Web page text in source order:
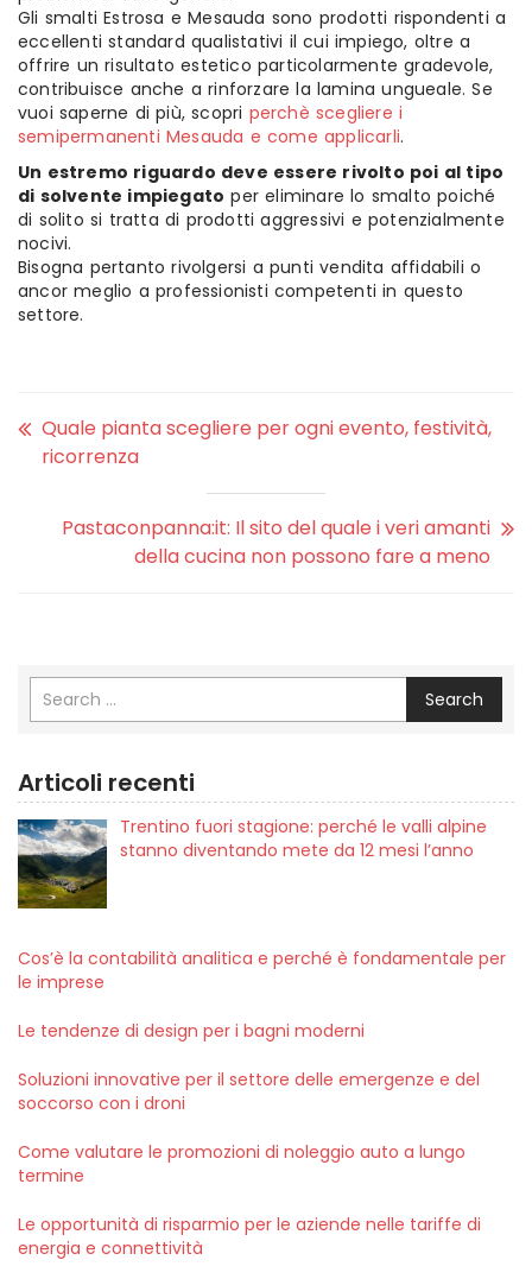
Gli smalti Estrosa e Mesauda sono prodotti rispondenti a
eccellenti standard qualistativi il cui impiego, oltre a
offrire un risultato estetico particolarmente gradevole,
contribuisce anche a rinforzare la lamina ungueale. Se
vuoi saperne di più, scopri perchè scegliere i
semipermanenti Mesauda e come applicarli.
Un estremo riguardo deve essere rivolto poi al tipo
di solvente impiegato per eliminare lo smalto poiché
di solito si tratta di prodotti aggressivi e potenzialmente
nocivi.
Bisogna pertanto rivolgersi a punti vendita affidabili o
ancor meglio a professionisti competenti in questo
settore.
Quale pianta scegliere per ogni evento, festività,
ricorrenza
Pastaconpanna:it: Il sito del quale i veri amanti
della cucina non possono fare a meno
Search
Articoli recenti
Trentino fuori stagione: perché le valli alpine
stanno diventando mete da 12 mesi l’anno
Cos’è la contabilità analitica e perché è fondamentale per
le imprese
Le tendenze di design per i bagni moderni
Soluzioni innovative per il settore delle emergenze e del
soccorso con i droni
Come valutare le promozioni di noleggio auto a lungo
termine
Le opportunità di risparmio per le aziende nelle tariffe di
energia e connettività